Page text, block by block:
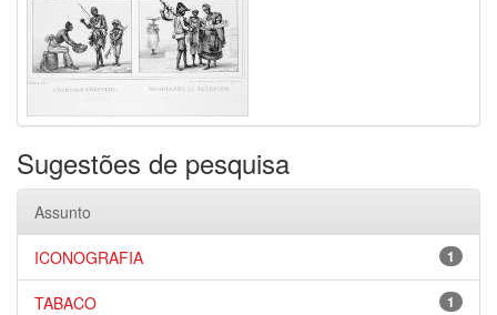
Sugestões de pesquisa
Assunto
1
ICONOGRAFIA
1
TABACO